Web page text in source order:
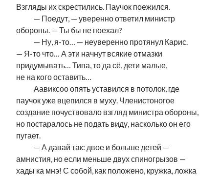
Взгляды их скрестились. Паучок поежился.
— Поедут, — уверенно ответил министр
обороны. — Ты бы не поехал?
— Ну, я-то… — неуверенно протянул Карис.
— Я-то что… А эти начнут всякие отмазки
придумывать… Типа, то да сё, дети малые,
не на кого оставить…
………Аавиксоо опять уставился в потолок, где
паучок уже вцепился в муху. Членистоногое
создание почуствовало взгляд министра обороны,
но постаралось не подать виду, насколько он его
пугает.
— А давай так: двое и больше детей —
амнистия, но если меньше двух спиногрызов —
хады ка мнэ! С собой, как положено, кружка, ложка